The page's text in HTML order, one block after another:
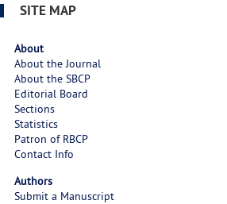
SITE MAP
About
About the Journal
About the SBCP
Editorial Board
Sections
Statistics
Patron of RBCP
Contact Info
Authors
Submit a Manuscript